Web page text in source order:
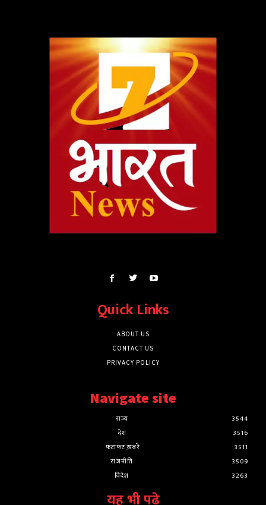
Quick Links
ABOUT US
CONTACT US
PRIVACY POLICY
Navigate site
राज्य
3544
देश
3516
फटाफट ख़बरें
3511
राजनीति
3509
विदेश
3263